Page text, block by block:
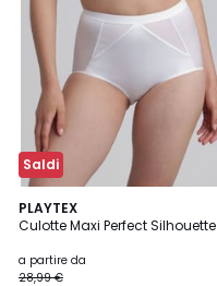
Saldi
PLAYTEX
Culotte Maxi Perfect Silhouette
a partire da
28,99 €
4,3
/ 5
2
Colori